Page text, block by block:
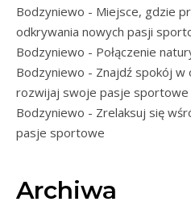
Bodzyniewo - Miejsce, gdzie
odkrywania nowych pasji
Bodzyniewo - Połączenie
Bodzyniewo - Znajdź spokój
rozwijaj swoje pasje sportowe
Bodzyniewo - Zrelaksuj się
pasje sportowe
Archiwa